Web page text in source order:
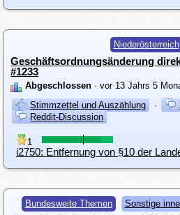
Niederösterreich
Geschäftsordnungsänderung
#1233
Abgeschlossen · vor 13 Jahrs 5
Stimmzettel und Auszählung
·
Reddit-Discussion
1
Bundesweite Themen Sonstige